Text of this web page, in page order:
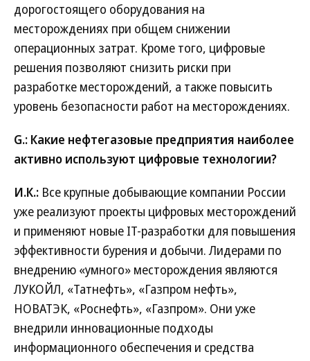
дорогостоящего оборудования на
месторождениях при общем снижении
операционных затрат. Кроме того, цифровые
решения позволяют снизить риски при
разработке месторождений, а также повысить
уровень безопасности работ на месторождениях.
G.: Какие нефтегазовые предприятия наиболее
активно используют цифровые технологии?
И.К.: Все крупные добывающие компании России
уже реализуют проекты цифровых месторождений
и применяют новые IT-разработки для повышения
эффективности бурения и добычи. Лидерами по
внедрению «умного» месторождения являются
ЛУКОЙЛ, «Татнефть», «Газпром нефть»,
НОВАТЭК, «Роснефть», «Газпром». Они уже
внедрили инновационные подходы
информационного обеспечения и средства